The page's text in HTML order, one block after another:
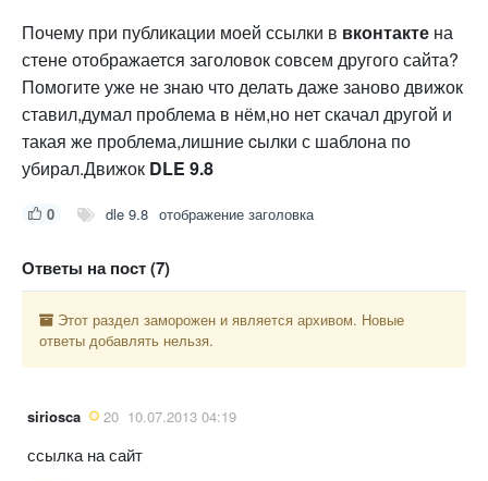
Почему при публикации моей ссылки в вконтакте на
стене отображается заголовок совсем другого сайта?
Помогите уже не знаю что делать даже заново движок
ставил,думал проблема в нём,но нет скачал другой и
такая же проблема,лишние cылки с шаблона по
убирал.Движок DLE 9.8
0 dle 9.8 отображение заголовка
Ответы на пост (7)
Этот раздел заморожен и является архивом. Новые
ответы добавлять нельзя.
siriosca 20 10.07.2013 04:19
ссылка на сайт